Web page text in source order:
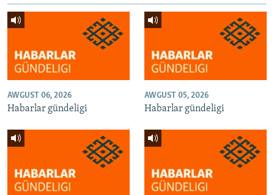
AWGUST 06, 2026
Habarlar gündeligi
AWGUST 05, 2026
Habarlar gündeligi